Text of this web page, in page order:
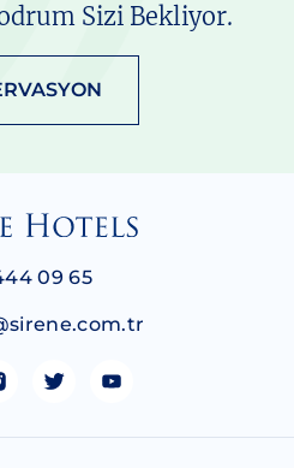
Sizi Bekliyor.
09 65